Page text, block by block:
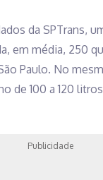
da SPTrans,
em média, 250
Paulo. No
de 100 a 120
Publicidade